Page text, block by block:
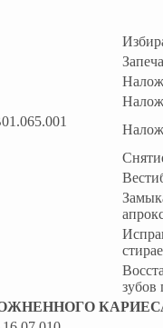
зубов